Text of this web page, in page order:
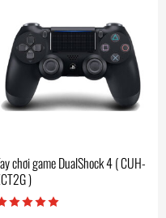
chơi game DualShock 4 ( CUH-
)